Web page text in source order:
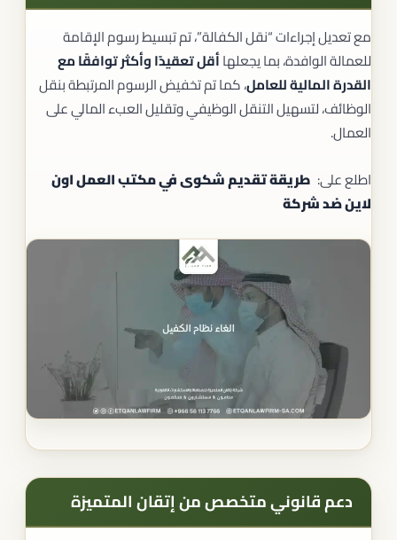
مع تعديل إجراءات “نقل الكفالة”، تم تبسيط رسوم الإقامة
للعمالة الوافدة، بما يجعلهاأقل تعقيدًا وأكثر توافقًا مع
القدرة المالية للعامل، كما تم تخفيض الرسوم المرتبطة بنقل
الوظائف، لتسهيل التنقل الوظيفي وتقليل العبء المالي على
العمال.
اطلع على: طريقة تقديم شكوى في مكتب العمل اون
لاين ضد شركة
دعم قانوني متخصص من إتقان المتميزة